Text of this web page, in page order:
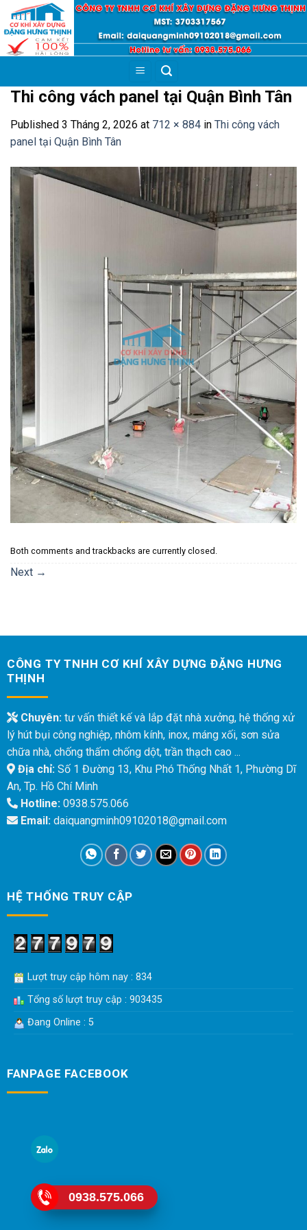
Skip
content
Thi công vách panel tại Quận Bình Tân
Published 3 Tháng 2, 2026 at 712 × 884 in Thi công vách
panel tại Quận Bình Tân
Both comments and trackbacks are currently closed.
Next →
CÔNG TY TNHH CƠ KHÍ XÂY DỰNG ĐẶNG HƯNG
THỊNH
Chuyên:tư vấn thiết kế và lắp đặt nhà xưởng, hệ thống xử
lý hút bụi công nghiệp, nhôm kính, inox, máng xối, sơn sửa
chữa nhà, chống thấm chống dột, trần thạch cao ...
Địa chỉ:Số 1 Đường 13, Khu Phó Thống Nhất 1, Phường Dĩ
An, Tp. Hồ Chí Minh
Hotline:0938.575.066
Email:daiquangminh09102018@gmail.com
HỆ THỐNG TRUY CẬP
Lượt truy cập hôm nay : 834
Tổng số lượt truy cập : 903435
Đang Online : 5
FANPAGE FACEBOOK
0938.575.066